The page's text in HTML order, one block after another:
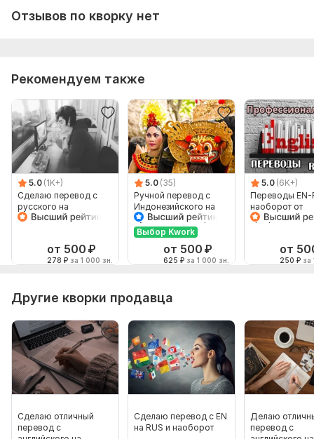
Отзывов по кворку нет
Рекомендуем также
5.0 (1K+)
Сделаю перевод с
русского на
английский и
от 500 ₽
278 ₽ за 1 000 зн.
5.0 (35)
Ручной перевод с
Индонезийского на
Русский и наоборот
Выбор Kwork
от 500 ₽
625 ₽ за 1 000 зн.
5.0 (6K+)
Переводы EN-
наоборот от
от
250 ₽ за
Другие кворки продавца
Сделаю отличный
перевод с
Сделаю перевод с EN
на RUS и наоборот
Делаю
перевод с